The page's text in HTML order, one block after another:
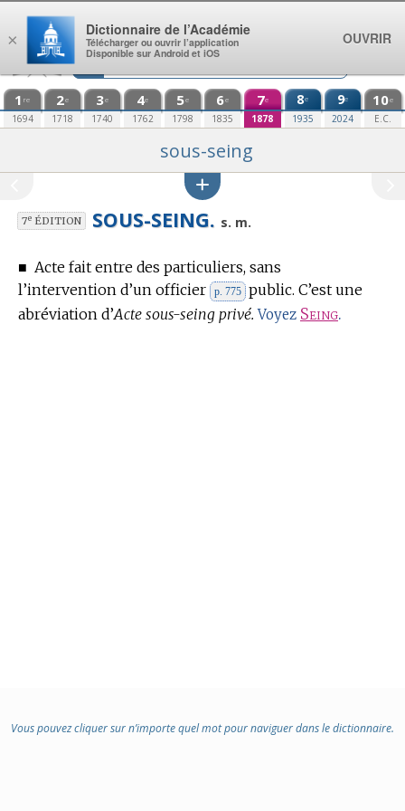
Aller au contenu
1 re
1694
2e
1718
3e
1740
4e
1762
5e
1798
6e
1835
7e
1878
8e
1935
9e
2024
10e
E.C.
sous-seing
7eÉDITION SOUS-SEING. s. m.
■ Acte fait entre des particuliers, sans
l’intervention d’un officier
p. 775 public. C’est une
abréviation d’Acte sous-seing privé. Voyez Seing.
Vous pouvez cliquer sur n’importe quel mot pour naviguer dans le dictionnaire.
×
Dictionnaire de l’Académie
Télécharger ou ouvrir l’application
Disponible sur Android et iOS
OUVRIR